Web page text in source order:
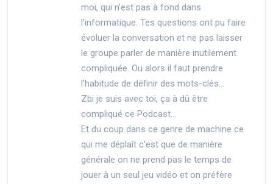
moi, qui n’est pas à fond dans
l’informatique. Tes questions ont pu faire
évoluer la conversation et ne pas laisser
le groupe parler de manière inutilement
compliquée. Ou alors il faut prendre
l’habitude de définir des mots-clés…
Zbi je suis avec toi, ça à dû être
compliqué ce Podcast…
Et du coup dans ce genre de machine ce
qui me déplaît c’est que de manière
générale on ne prend pas le temps de
jouer à un seul jeu vidéo et on préfère